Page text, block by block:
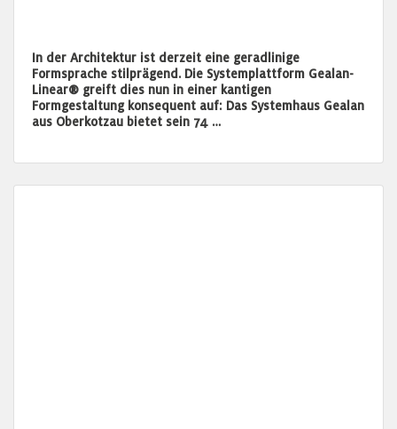
In der Architektur ist derzeit eine geradlinige
Formsprache stilprägend. Die Systemplattform Gealan-
Linear® greift dies nun in einer kantigen
Formgestaltung konsequent auf: Das Systemhaus Gealan
aus Oberkotzau bietet sein 74 …